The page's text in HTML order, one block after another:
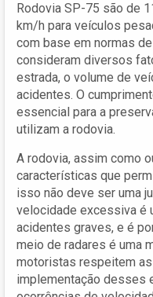
Rodovia SP-75 são de
km/h para veículos
com base em normas
consideram diversos
estrada, o volume de
acidentes. O
essencial para a
utilizam a rodovia.
A rodovia, assim como
características que
isso não deve ser uma
velocidade excessiva é
acidentes graves, e é
meio de radares é uma
motoristas respeitem
implementação desses